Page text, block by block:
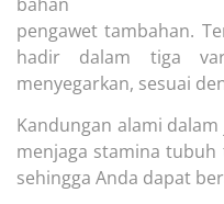
pengawet tambahan.
hadir dalam tiga
menyegarkan, sesuai
Kandungan alami dalam
menjaga stamina
sehingga Anda dapat